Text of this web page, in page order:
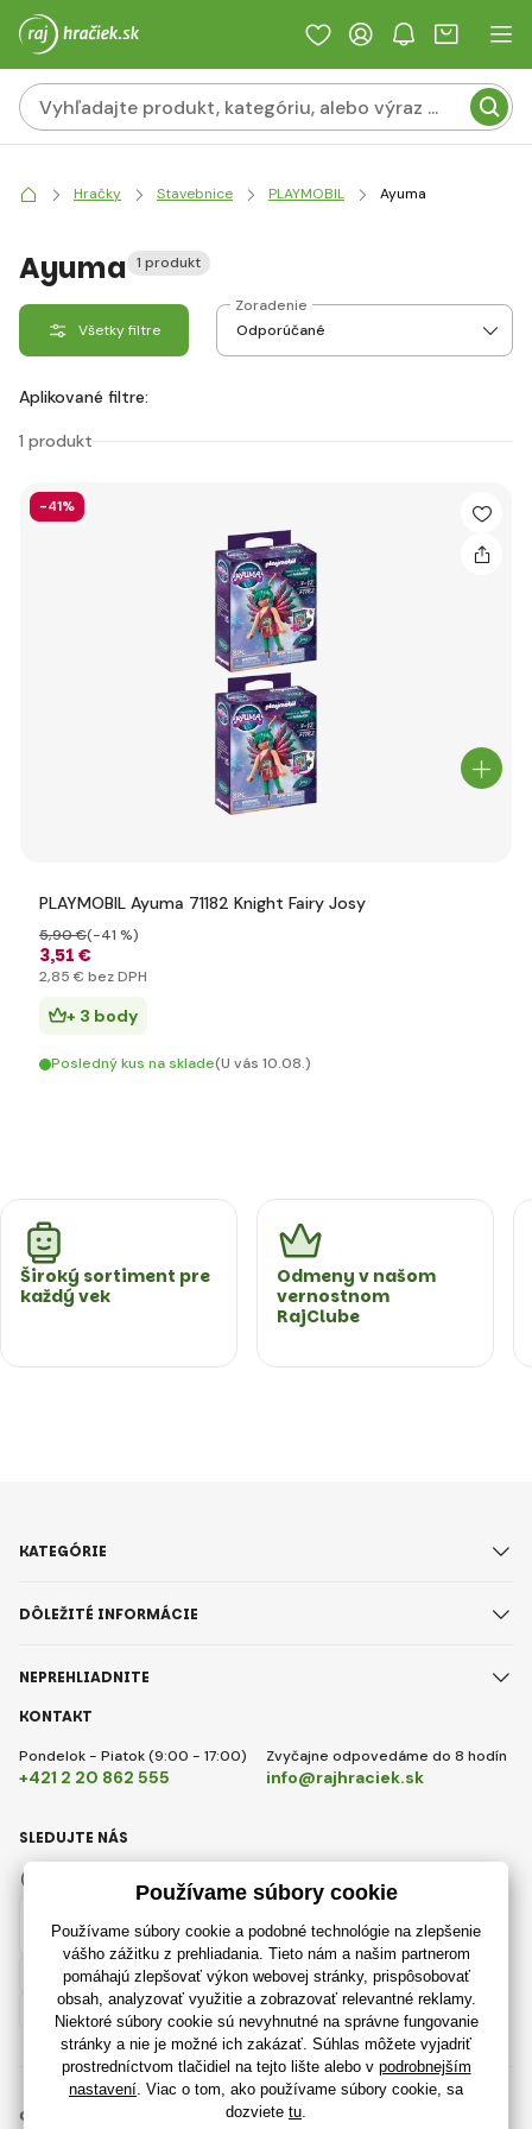
Hračky Stavebnice PLAYMOBIL Ayuma
Ayuma 1 produkt
Všetky filtre
Zoradenie
Aplikované filtre:
1 produkt
-41%
PLAYMOBIL Ayuma 71182 Knight Fairy Josy
3,51 €
5,90 €(-41 %)
2,85 € bez DPH
+ 3 body
Posledný kus na sklade(U vás 10.08.)
Široký sortiment pre
každý vek
Odmeny v našom
vernostnom
RajClube
KONTAKT
Pondelok - Piatok (9:00 - 17:00)
+421 2 20 862 555
Zvyčajne odpovedáme do 8 hodín
info@rajhraciek.sk
KATEGÓRIE
DÔLEŽITÉ INFORMÁCIE
NEPREHLIADNITE
Slovensky
SLEDUJTE NÁS
Instagram
© 2018 - 2026 RajHraciek.sk, Všetky práva vyhradené